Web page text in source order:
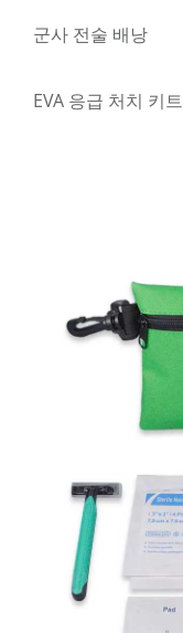
군사 전술 배낭
EVA 응급 처치 키트